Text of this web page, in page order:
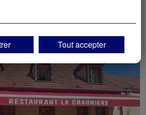
accepter, les fonctionnalités liées à la
Seuls lescookies/traceurs techniquesseront
vos choix en cliquant sur "Tout accepter",
ou "Paramétrer", et les modifier à tout
lien "Paramétrez vos choix" situé en bas de
Tout accepter